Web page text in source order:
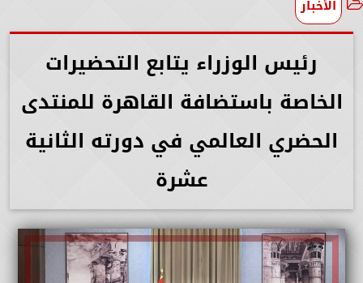
الأخبار
رئيس الوزراء يتابع التحضيرات
الخاصة باستضافة القاهرة للمنتدى
الحضري العالمي في دورته الثانية
عشرة